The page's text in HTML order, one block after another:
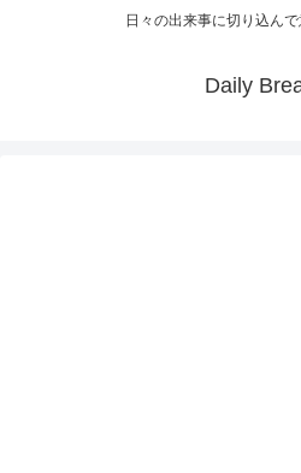
日々の出来事に切り込ん
Daily